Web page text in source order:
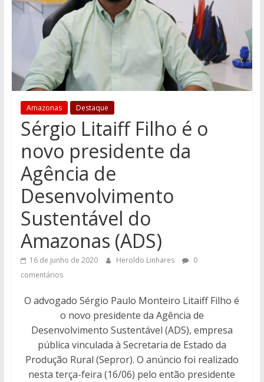
Amazonas Destaque
Sérgio Litaiff Filho é o
novo presidente da
Agência de
Desenvolvimento
Sustentável do
Amazonas (ADS)
16 de junho de 2020 Heroldo Linhares
0
comentários
O advogado Sérgio Paulo Monteiro Litaiff Filho é
o novo presidente da Agência de
Desenvolvimento Sustentável (ADS), empresa
pública vinculada à Secretaria de Estado da
Produção Rural (Sepror). O anúncio foi realizado
nesta terça-feira (16/06) pelo então presidente